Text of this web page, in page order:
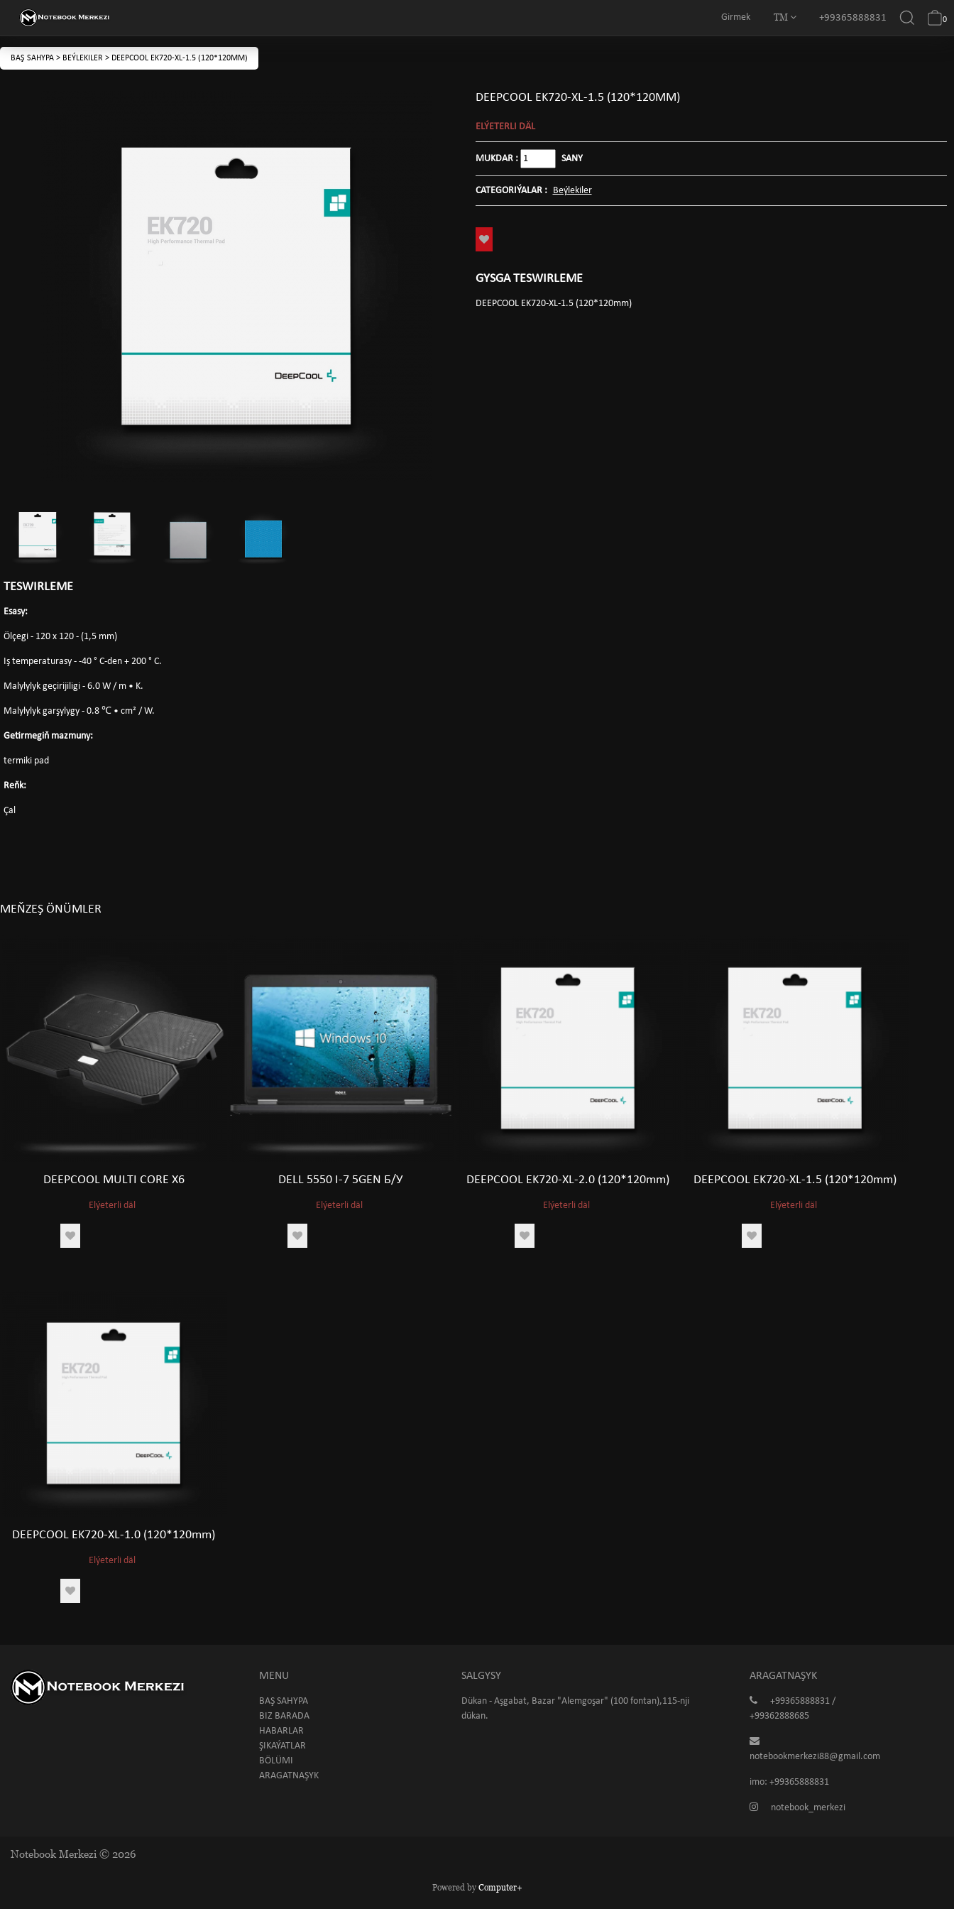
Girmek TM +99365888831 0
BAŞ SAHYPA > BEÝLEKILER > DEEPCOOL EK720-XL-1.5 (120*120MM)
DEEPCOOL EK720-XL-1.5 (120*120MM)
ELÝETERLI DÄL
MUKDAR : SANY
CATEGORIÝALAR : Beýlekiler
GYSGA TESWIRLEME
DEEPCOOL EK720-XL-1.5 (120*120mm)
TESWIRLEME
Esasy:
Ölçegi - 120 x 120 - (1,5 mm)
Iş temperaturasy - -40 ° C-den + 200 ° C.
Malylylyk geçirijiligi - 6.0 W / m • K.
Malylylyk garşylygy - 0.8 ℃ • cm² / W.
Getirmegiň mazmuny:
termiki pad
Reňk:
Çal
MEŇZEŞ ÖNÜMLER
DEEPCOOL MULTI CORE X6
Elýeterli däl
DELL 5550 I-7 5GEN Б/У
Elýeterli däl
DEEPCOOL EK720-XL-2.0 (120*120mm)
Elýeterli däl
DEEPCOOL EK720-XL-1.5 (120*120mm)
Elýeterli däl
DEEPCOOL EK720-XL-1.0 (120*120mm)
Elýeterli däl
MENU
BAŞ SAHYPA
BIZ BARADA
HABARLAR
ŞIKAÝATLAR
BÖLÜMI
ARAGATNAŞYK
SALGYSY
Dükan - Aşgabat, Bazar "Alemgoşar" (100 fontan),115-nji
dükan.
ARAGATNAŞYK
+99365888831 /
+99362888685
notebookmerkezi88@gmail.com
imo: +99365888831
notebook_merkezi
Notebook Merkezi © 2026
Powered by Computer+